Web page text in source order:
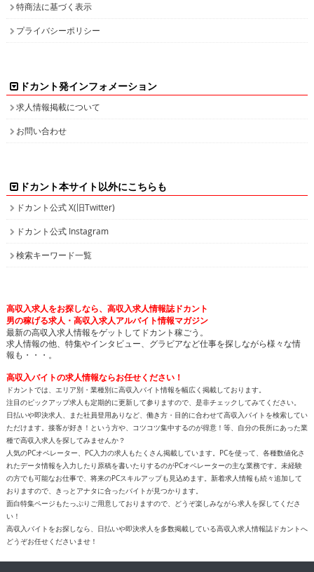
特商法に基づく表示
プライバシーポリシー
ドカント発インフォメーション
求人情報掲載について
お問い合わせ
ドカント本サイト以外にこちらも
ドカント公式 X(旧Twitter)
ドカント公式 Instagram
検索キーワード一覧
高収入求人をお探しなら、高収入求人情報誌ドカント
男の稼げる求人・高収入求人アルバイト情報マガジン
最新の高収入求人情報をゲットしてドカント稼ごう。
求人情報の他、特集やインタビュー、グラビアなど仕事を探しながら様々な情
報も・・・。
高収入バイトの求人情報ならお任せください！
ドカントでは、エリア別・業種別に高収入バイト情報を幅広く掲載しております。
注目のピックアップ求人も定期的に更新して参りますので、是非チェックしてみてください。
日払いや即決求人、また社員登用ありなど、働き方・目的に合わせて高収入バイトを検索してい
ただけます。接客が好き！という方や、コツコツ集中するのが得意！等、自分の長所にあった業
種で高収入求人を探してみませんか？
人気のPCオペレーター、PC入力の求人もたくさん掲載しています。PCを使って、各種数値化さ
れたデータ情報を入力したり原稿を書いたりするのがPCオペレーターの主な業務です。未経験
の方でも可能なお仕事で、将来のPCスキルアップも見込めます。新着求人情報も続々追加して
おりますので、きっとアナタに合ったバイトが見つかります。
面白特集ページもたっぷりご用意しておりますので、どうぞ楽しみながら求人を探してくださ
い！
高収入バイトをお探しなら、日払いや即決求人を多数掲載している高収入求人情報誌ドカントへ
どうぞお任せくださいませ！